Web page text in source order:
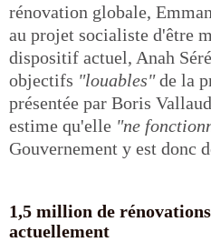
rénovation globale,
au projet socialiste d'être
dispositif actuel, Anah
objectifs "louables"de la
présentée par Boris
estime qu'elle "ne
Gouvernement y est donc
1,5 million de
actuellement